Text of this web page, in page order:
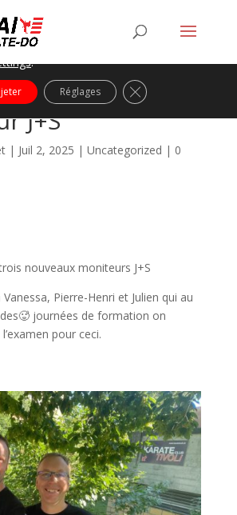
J+S
| Juil 2, 2025 | Uncategorized | 0
nouveaux moniteurs J+S
Pierre-Henri et Julien qui au
journées de formation on
pour ceci.
pour vous offrir la meilleure
site.
about which cookies we are using or
.
Réglages Fermer la bannière